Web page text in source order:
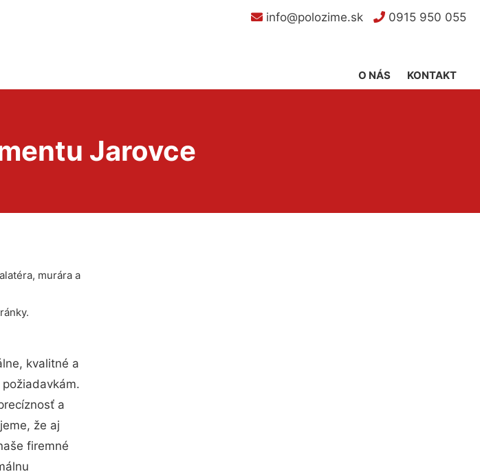
info@polozime.sk 0915 950 055
KONTAKT
O NÁS
Jarovce
murára a
kvalitné a
a
že aj
firemné